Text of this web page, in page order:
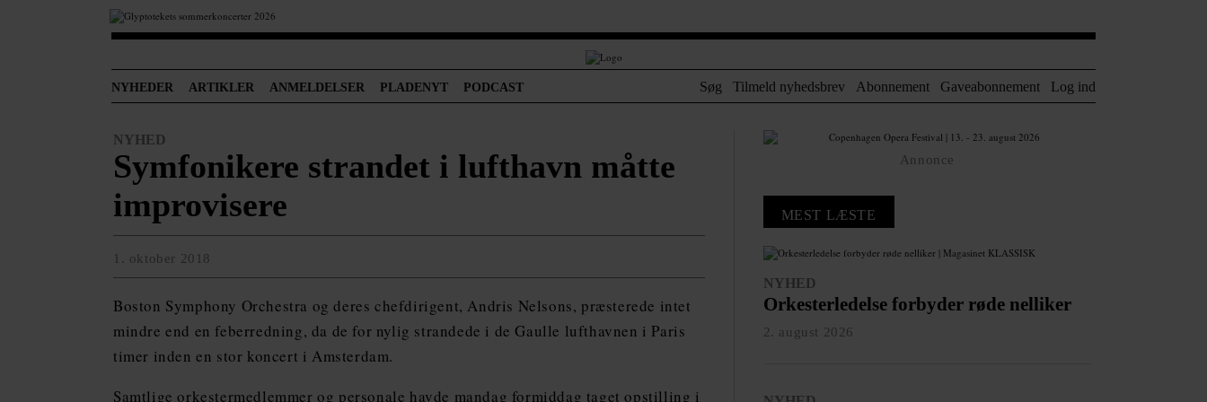
NYHEDER ARTIKLER ANMELDELSER PLADENYT PODCAST Søg Tilmeld nyhedsbrev Abonnement Gaveabonnement Log ind
NYHED
Symfonikere strandet i lufthavn måtte
improvisere
1. oktober 2018
Boston Symphony Orchestra og deres chefdirigent, Andris Nelsons, præsterede intet
mindre end en feberredning, da de for nylig strandede i de Gaulle lufthavnen i Paris
timer inden en stor koncert i Amsterdam.
Samtlige orkestermedlemmer og personale havde mandag formiddag taget opstilling i
Annonce
MEST LÆSTE
NYHED
Orkesterledelse forbyder røde nelliker
2. august 2026